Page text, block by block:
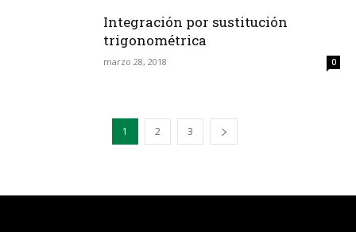
Integración por sustitución
trigonométrica
marzo 28, 2018 0
1 2 3